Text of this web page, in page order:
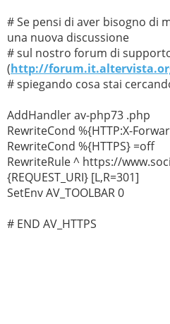
# Se pensi di aver bisogno di
una nuova discussione
# sul nostro forum di
(http://
# spiegando cosa stai
AddHandler av-php73 .php
RewriteCond %{HTTP:X-
RewriteCond %{HTTPS} =off
RewriteRule ^ https://
{REQUEST_URI} [L,R=301]
SetEnv AV_TOOLBAR 0
# END AV_HTTPS